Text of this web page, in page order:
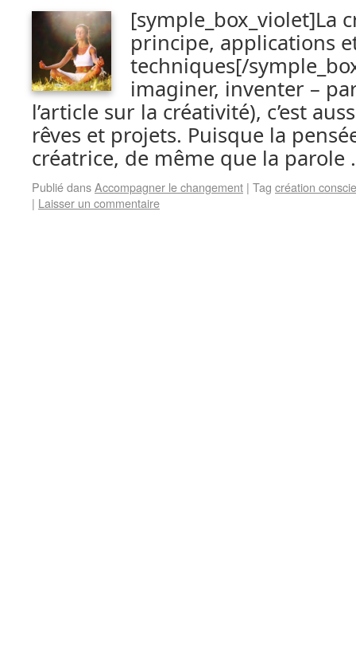
[symple_box_violet]La
principe, applications
techniques[/
imaginer, inventer –
l’article sur la créativité), c’est
rêves et projets. Puisque la
créatrice, de même que la
Publié dansAccompagner le changement | Tag création
| Laisser un commentaire